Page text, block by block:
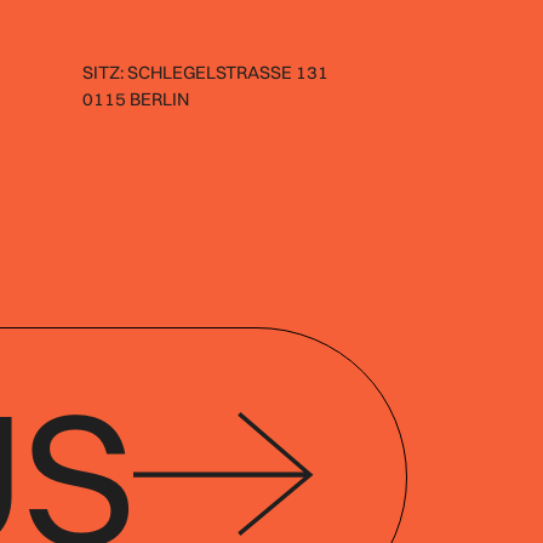
SITZ: SCHLEGELSTRASSE 131
0115 BERLIN